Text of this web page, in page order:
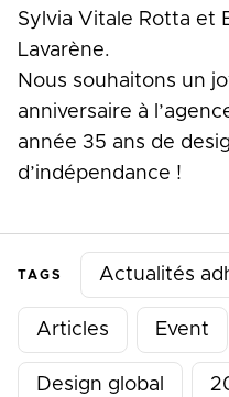
Sylvia Vitale Rotta et
Lavarène.
Nous souhaitons un
anniversaire à
année 35 ans de
d’indépendance !
TAGS Actualités
Articles Event
Design global